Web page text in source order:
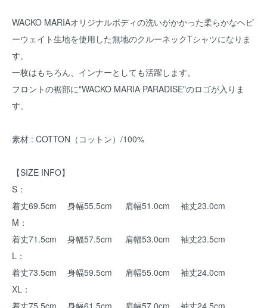
WACKO MARIAオリジナルボディの洗いがかかった柔らかなヘビ
ーウェイト生地を使用した無地のクルーネックTシャツになりま
す。
一枚はもちろん、インナーとしても活躍します。
フロントの裾部に"WACKO MARIA PARADISE"のロゴが入りま
す。
素材 : COTTON（コットン）/100%
【SIZE INFO】
S：
着丈69.5cm 身幅55.5cm 肩幅51.0cm 袖丈23.0cm
M：
着丈71.5cm 身幅57.5cm 肩幅53.0cm 袖丈23.5cm
L：
着丈73.5cm 身幅59.5cm 肩幅55.0cm 袖丈24.0cm
XL：
着丈75.5cm 身幅61.5cm 肩幅57.0cm 袖丈24.5cm